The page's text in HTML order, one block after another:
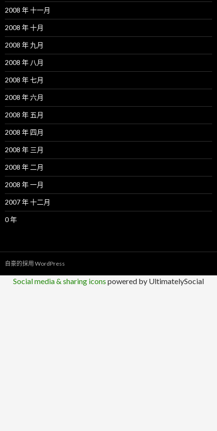
2008 年 十一月
2008 年 十月
2008 年 九月
2008 年 八月
2008 年 七月
2008 年 六月
2008 年 五月
2008 年 四月
2008 年 三月
2008 年 二月
2008 年 一月
2007 年 十二月
0 年
自豪的採用 WordPress
Social media & sharing icons powered by UltimatelySocial